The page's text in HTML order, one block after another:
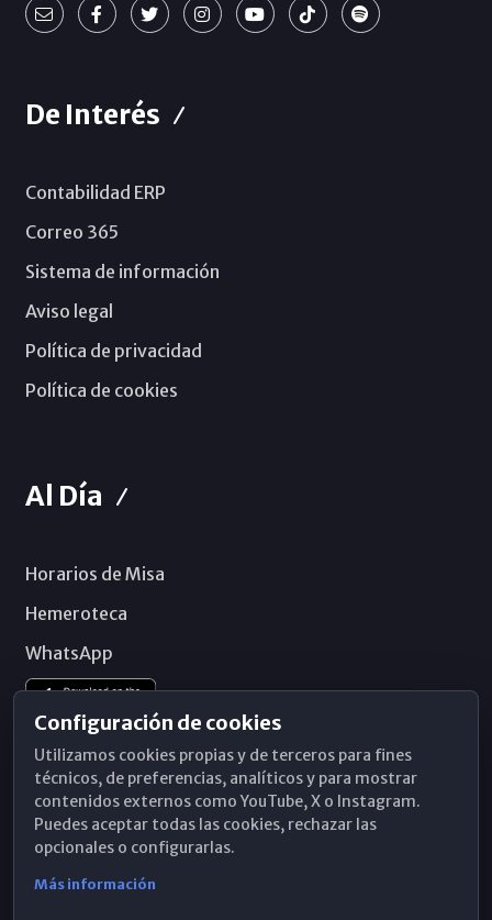
De Interés
Contabilidad ERP
Correo 365
Sistema de información
Aviso legal
Política de privacidad
Política de cookies
Al Día
Horarios de Misa
Hemeroteca
WhatsApp
Configuración de cookies
Utilizamos cookies propias y de terceros para fines
técnicos, de preferencias, analíticos y para mostrar
contenidos externos como YouTube, X o Instagram.
Puedes aceptar todas las cookies, rechazar las
opcionales o configurarlas.
Más información